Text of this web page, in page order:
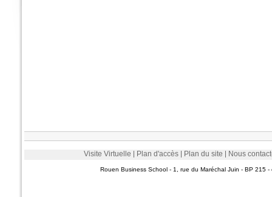
Visite Virtuelle Plan d'accès Plan du site Nous
Rouen Business School - 1, rue du Maréchal Juin - BP 215